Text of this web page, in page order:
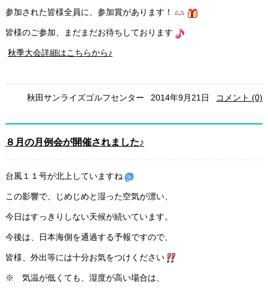
参加された皆様全員に、参加賞があります！
皆様のご参加、まだまだお待ちしております
秋季大会詳細はこちらから♪
秋田サンライズゴルフセンター 2014年9月21日 コメント (0)
８月の月例会が開催されました♪
台風１１号が北上していますね
この影響で、じめじめと湿った空気が漂い、
今日はすっきりしない天候が続いています。
今後は、日本海側を通過する予報ですので、
皆様、外出等には十分お気をつけください
※ 気温が低くても、湿度が高い場合は、